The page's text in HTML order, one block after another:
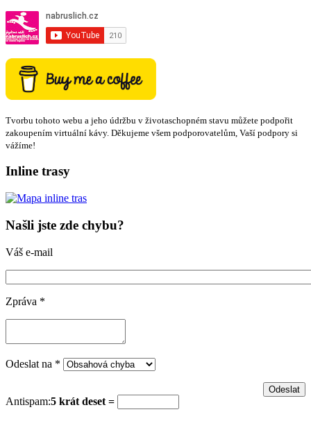
Tvorbu tohoto webu a jeho údržbu v životaschopném stavu můžete podpořit
zakoupením virtuální kávy. Děkujeme všem podporovatelům, Vaší podpory si
vážíme!
Inline trasy
Našli jste zde chybu?
Váš e-mail
Zpráva *
Odeslat na *
Antispam:5 krát deset =